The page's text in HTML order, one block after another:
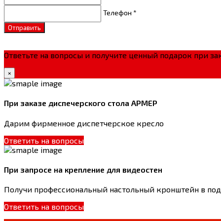
Телефон *
Отправить
Ответьте на вопросы и получите ценный подарок при
×
При заказе диспечерского стола АРМЕР
Дарим фирменное диспетчерское кресло
Ответить на вопросы
При запросе на крепление для видеостен
Получи профессиональный настольный кронштейн в
Ответить на вопросы